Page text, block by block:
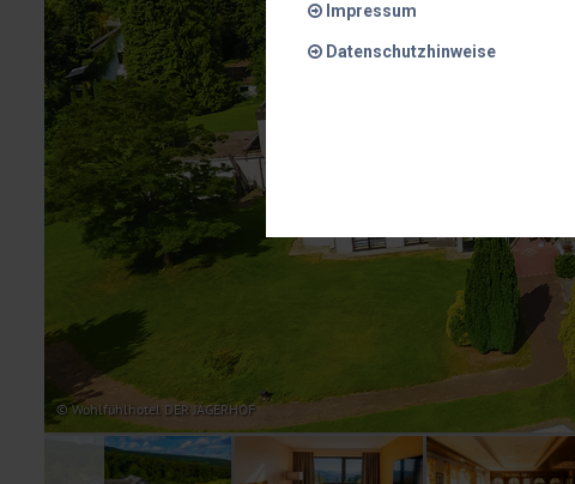
© Wohlfühlhotel DER JÄGERHOF
Impressum
Datenschutzhinweise
Diese Cookies sind für den Betrieb
möchten, um Ihnen unsere Dienste
Um unser Angebot und unsere
dieser Cookies können wir
unsere Inhalte optimieren. Wir
Übermittlung, der auf unsere
Datenschutzhinweisen
. Sie können
Marketing
Diese Cookies werden genutzt, um